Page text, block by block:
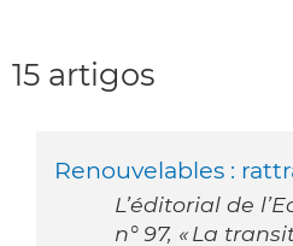
15 artigos
Renouvelables :
L’éditorial de
n° 97, « La